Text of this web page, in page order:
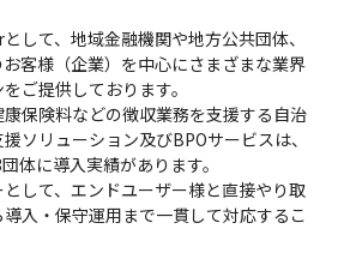
して、地域金融機関や地方公共団体、
客様（企業）を中心にさまざまな業界
ご提供しております。
康保険料などの徴収業務を⽀援する⾃治
ソリューション及びBPOサービスは、
体に導入実績があります。
して、エンドユーザー様と直接やり取
入・保守運用まで一貫して対応するこ